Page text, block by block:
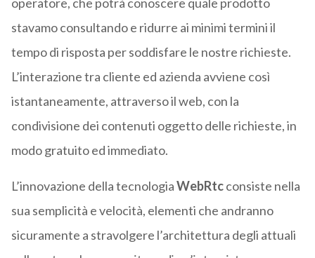
operatore, che potrà conoscere quale prodotto
stavamo consultando e ridurre ai minimi termini il
tempo di risposta per soddisfare le nostre richieste.
L’interazione tra cliente ed azienda avviene così
istantaneamente, attraverso il web, con la
condivisione dei contenuti oggetto delle richieste, in
modo gratuito ed immediato.
L’innovazione della tecnologiaWebRtcconsiste nella
sua semplicità e velocità, elementi che andranno
sicuramente a stravolgere l’architettura degli attuali